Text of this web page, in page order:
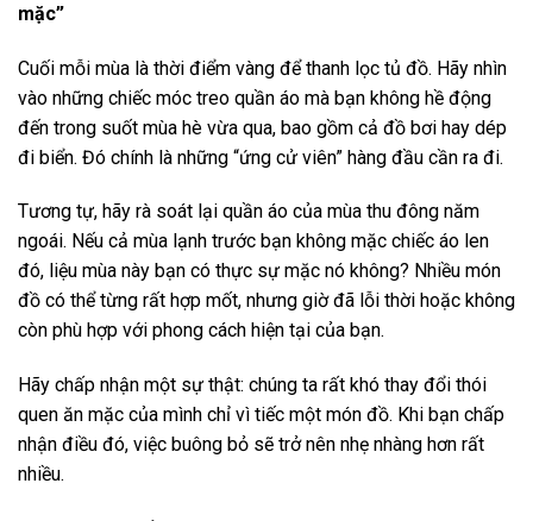
mặc”
Cuối mỗi mùa là thời điểm vàng để thanh lọc tủ đồ. Hãy nhìn
vào những chiếc móc treo quần áo mà bạn không hề động
đến trong suốt mùa hè vừa qua, bao gồm cả đồ bơi hay dép
đi biển. Đó chính là những “ứng cử viên” hàng đầu cần ra đi.
Tương tự, hãy rà soát lại quần áo của mùa thu đông năm
ngoái. Nếu cả mùa lạnh trước bạn không mặc chiếc áo len
đó, liệu mùa này bạn có thực sự mặc nó không? Nhiều món
đồ có thể từng rất hợp mốt, nhưng giờ đã lỗi thời hoặc không
còn phù hợp với phong cách hiện tại của bạn.
Hãy chấp nhận một sự thật: chúng ta rất khó thay đổi thói
quen ăn mặc của mình chỉ vì tiếc một món đồ. Khi bạn chấp
nhận điều đó, việc buông bỏ sẽ trở nên nhẹ nhàng hơn rất
nhiều.